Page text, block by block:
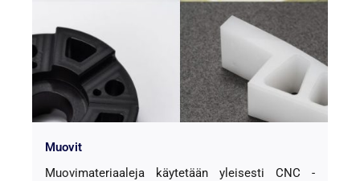
Muovit
Muovimateriaaleja käytetään yleisesti CNC -